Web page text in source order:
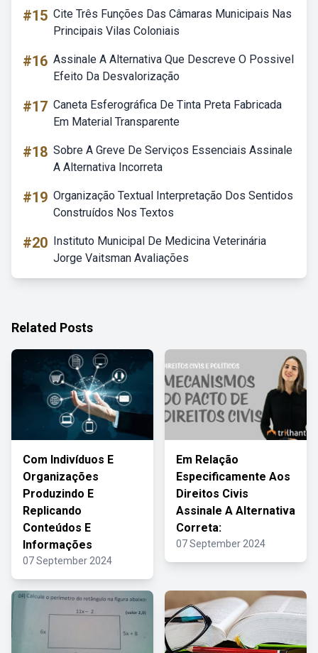
#15 Cite Três Funções Das Câmaras Municipais Nas
Principais Vilas Coloniais
#16 Assinale A Alternativa Que Descreve O Possivel
Efeito Da Desvalorização
#17 Caneta Esferográfica De Tinta Preta Fabricada
Em Material Transparente
#18 Sobre A Greve De Serviços Essenciais Assinale
A Alternativa Incorreta
#19 Organização Textual Interpretação Dos Sentidos
Construídos Nos Textos
#20 Instituto Municipal De Medicina Veterinária
Jorge Vaitsman Avaliações
Related Posts
Com Indivíduos E
Organizações
Produzindo E
Replicando
Conteúdos E
Informações
07 September 2024
Em Relação
Especificamente Aos
Direitos Civis
Assinale A Alternativa
Correta:
07 September 2024